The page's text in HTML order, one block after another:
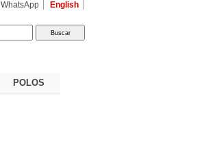
WhatsApp English
POLOS